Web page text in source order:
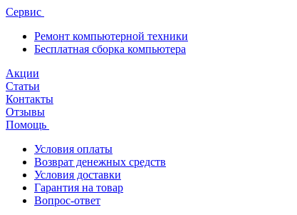
Сервис
Ремонт компьютерной техники
Бесплатная сборка компьютера
Акции
Статьи
Контакты
Отзывы
Помощь
Условия оплаты
Возврат денежных средств
Условия доставки
Гарантия на товар
Вопрос-ответ